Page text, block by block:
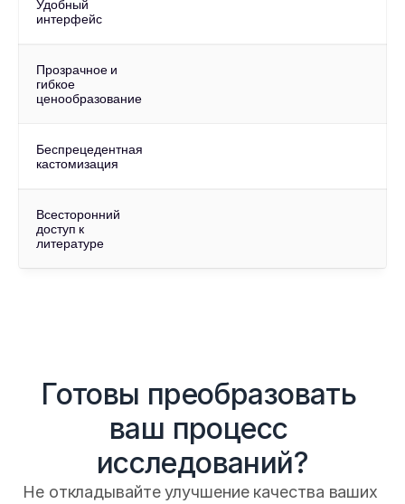
Удобный
интерфейс
Прозрачное и
гибкое
ценообразование
Беспрецедентная
кастомизация
Всесторонний
доступ к
литературе
Готовы преобразовать
ваш процесс
исследований?
Не откладывайте улучшение качества ваших